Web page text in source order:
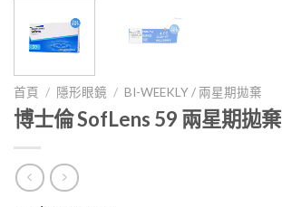
首頁 / 隱形眼鏡 / BI-WEEKLY / 兩星期拋棄
博士倫 SofLens 59 兩星期拋棄